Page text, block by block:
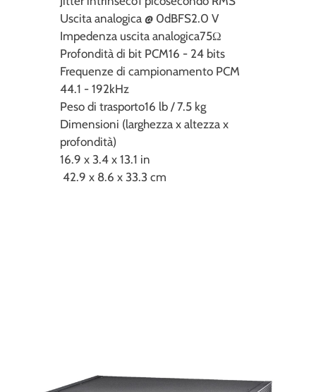
Uscita analogica @ 0dBFS2.0 V
Impedenza uscita analogica75Ω
Profondità di bit PCM16 - 24 bits
Frequenze di campionamento PCM
44.1 - 192kHz
Peso di trasporto16 lb / 7.5 kg
Dimensioni (larghezza x altezza x
profondità)
16.9 x 3.4 x 13.1 in
42.9 x 8.6 x 33.3 cm